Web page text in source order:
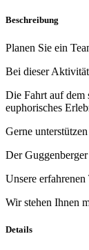
Beschreibung
Planen Sie ein
Bei dieser
Die Fahrt auf dem
euphorisches
Gerne
Der
Unsere
Wir stehen Ihnen
Details